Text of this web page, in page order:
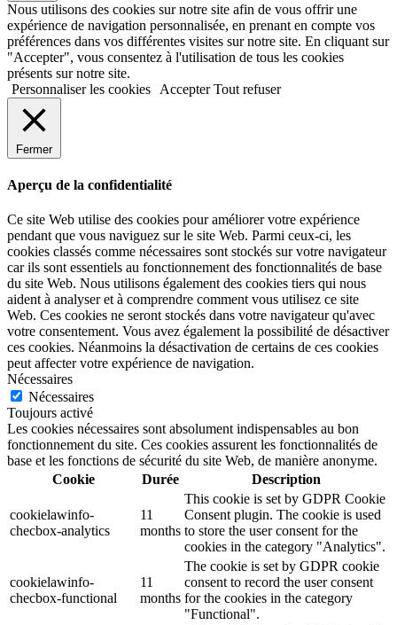
Nous utilisons des cookies sur notre site afin de vous offrir une
expérience de navigation personnalisée, en prenant en compte vos
préférences dans vos différentes visites sur notre site. En cliquant sur
"Accepter", vous consentez à l'utilisation de tous les cookies
présents sur notre site.
Personnaliser les cookies
Accepter Tout refuser
Fermer
Aperçu de la confidentialité
Ce site Web utilise des cookies pour améliorer votre expérience
pendant que vous naviguez sur le site Web. Parmi ceux-ci, les
cookies classés comme nécessaires sont stockés sur votre navigateur
car ils sont essentiels au fonctionnement des fonctionnalités de base
du site Web. Nous utilisons également des cookies tiers qui nous
aident à analyser et à comprendre comment vous utilisez ce site
Web. Ces cookies ne seront stockés dans votre navigateur qu'avec
votre consentement. Vous avez également la possibilité de désactiver
ces cookies. Néanmoins la désactivation de certains de ces cookies
peut affecter votre expérience de navigation.
Nécessaires
Nécessaires
Toujours activé
Les cookies nécessaires sont absolument indispensables au bon
fonctionnement du site. Ces cookies assurent les fonctionnalités de
base et les fonctions de sécurité du site Web, de manière anonyme.
Cookie
Durée Description
cookielawinfo-
checbox-analytics
11
months
This cookie is set by GDPR Cookie
Consent plugin. The cookie is used
to store the user consent for the
cookies in the category "Analytics".
cookielawinfo-
checbox-functional
11
months
The cookie is set by GDPR cookie
consent to record the user consent
for the cookies in the category
"Functional".